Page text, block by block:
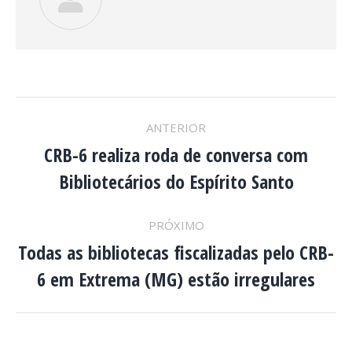
NAVEGAÇÃO
DE
ANTERIOR
Post
anterior:
CRB-6 realiza roda de conversa com
Bibliotecários do Espírito Santo
PRÓXIMO
Próximo
post:
Todas as bibliotecas fiscalizadas pelo CRB-
6 em Extrema (MG) estão irregulares